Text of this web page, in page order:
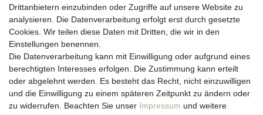
Hotline: 07452 - 847 162 0
Kontakt
Anmelden
Registrieren
Newsletter
Versand & Lieferung
Zahlungsarten
viasalutis
Drittanbietern einzubinden oder Zugriffe auf unsere Website zu
analysieren. Die Datenverarbeitung erfolgt erst durch gesetzte
Cookies. Wir teilen diese Daten mit Dritten, die wir in den
Einstellungen benennen.
Die Datenverarbeitung kann mit Einwilligung oder aufgrund eines
berechtigten Interesses erfolgen. Die Zustimmung kann erteilt
oder abgelehnt werden. Es besteht das Recht, nicht einzuwilligen
und die Einwilligung zu einem späteren Zeitpunkt zu ändern oder
zu widerrufen. Beachten Sie unser Impressum und weitere